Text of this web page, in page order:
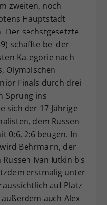
zweiten, noch
Hauptstadt
Der sechstgesetzte
schaffte bei der
Kategorie nach
Olympischen
Finals durch drei
Sprung ins
sich der 17-Jährige
dem Russen
0:6, 2:6 beugen. In
Behrmann, der
Ivan Iutkin bis
erstmalig unter
auf Platz
auch Alex